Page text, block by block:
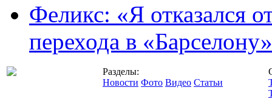
Феликс: «Я отказался
перехода в «Барселону»
Разделы:
Новости Фото Видео Статьи